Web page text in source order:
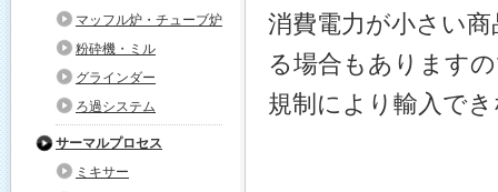
消費電力が小さい
る場合もあります
規制により輸入で
マッフル炉・チューブ炉
粉砕機・ミル
グラインダー
ろ過システム
サーマルプロセス
ミキサー